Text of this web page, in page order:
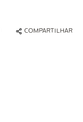
COMPARTILHAR